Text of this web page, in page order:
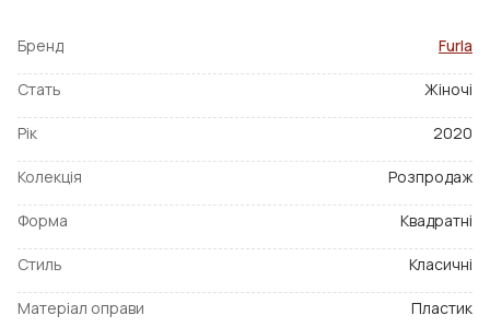
Бренд Furla
Стать Жіночі
Рік 2020
Колекція Розпродаж
Форма Квадратні
Стиль Класичні
Матеріал оправи Пластик